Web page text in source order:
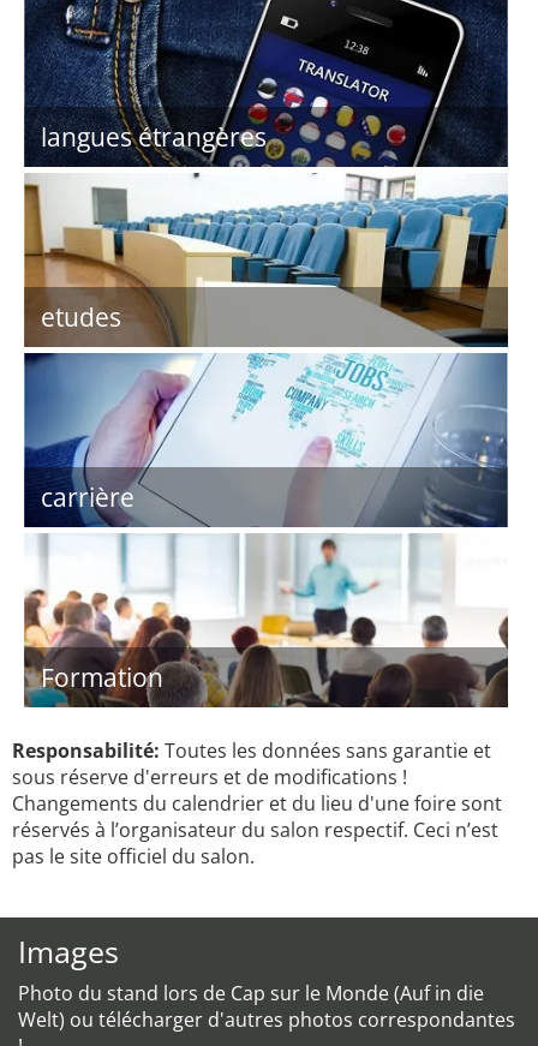
langues étrangères
etudes
carrière
Formation
Responsabilité: Toutes les données sans garantie et
sous réserve d'erreurs et de modifications !
Changements du calendrier et du lieu d'une foire sont
réservés à l’organisateur du salon respectif. Ceci n’est
pas le site officiel du salon.
Images
Photo du stand lors de Cap sur le Monde (Auf in die
Welt) ou télécharger d'autres photos correspondantes